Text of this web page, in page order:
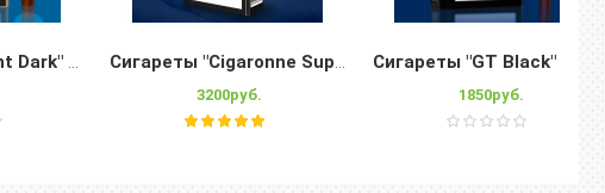
Сигареты "Elegant Dark" Slims Сигареты "Cigaronne Super Slims Black"
3200руб.
Сигареты "GT Black"
1850руб.